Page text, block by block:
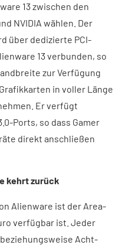
13 zwischen den
NVIDIA wählen. Der
über dedizierte PCI-
13 verbunden, so
zur Verfügung
in voller Länge
Er verfügt
Ports, so dass Gamer
direkt anschließen
kehrt zurück
Alienware ist der Area-
verfügbar ist. Jeder
Acht-